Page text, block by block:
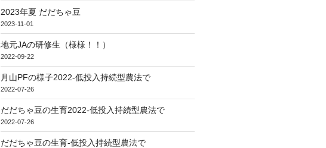
2023年夏 だだちゃ豆
2023-11-01
地元JAの研修生（様様！！）
2022-09-22
月山PFの様子2022-低投入持続型農法で
2022-07-26
だだちゃ豆の生育2022-低投入持続型農法で
2022-07-26
だだちゃ豆の生育-低投入持続型農法で